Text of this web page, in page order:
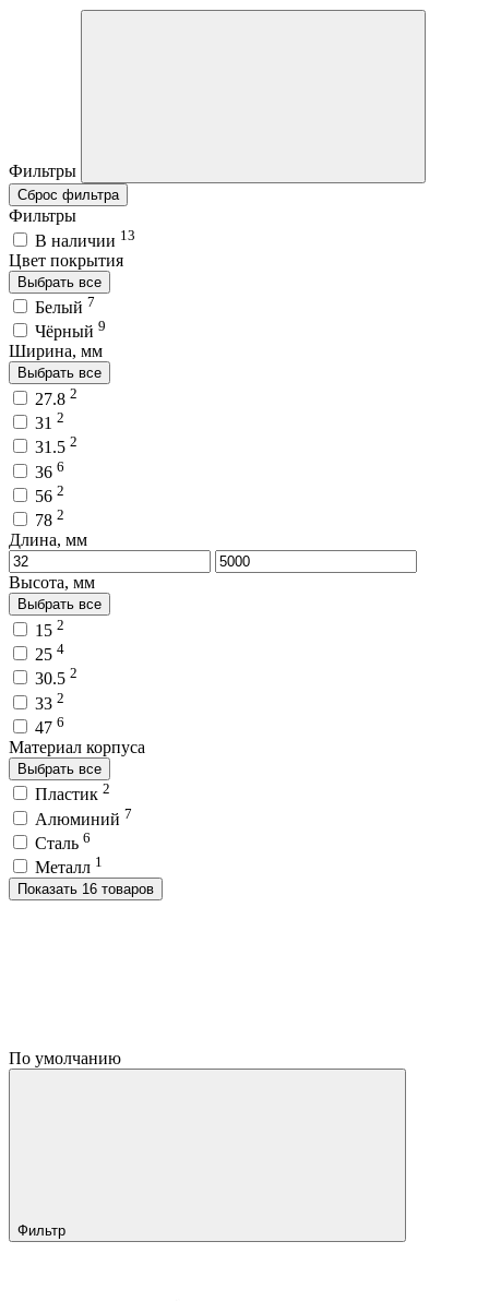
Фильтры
Сброс фильтра
Фильтры
В наличии 13
Цвет покрытия
Выбрать все
Белый 7
Чёрный 9
Ширина, мм
Выбрать все
27.8 2
31 2
31.5 2
36 6
56 2
78 2
Длина, мм
Высота, мм
Выбрать все
15 2
25 4
30.5 2
33 2
47 6
Материал корпуса
Выбрать все
Пластик 2
Алюминий 7
Сталь 6
Металл 1
Показать 16 товаров
По умолчанию
Фильтр